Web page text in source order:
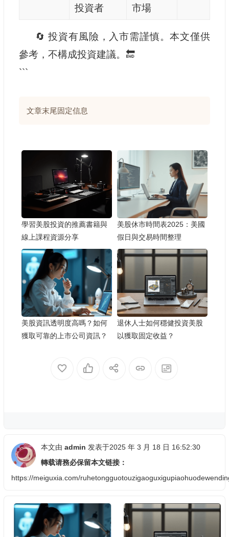
投資者
市場
🔄 投資有風險，入市需謹慎。本文僅供
參考，不構成投資建議。🔚
```
文章末尾固定信息
學習美股投資的推薦書籍與
線上課程資源分享
美股休市時間表2025：美國
假日與交易時間整理
美股資訊透明度高嗎？如何
獲取可靠的上市公司資訊？
退休人士如何穩健投資美股
以獲取固定收益？
本文由 admin 发表于2025 年 3 月 18 日 16:52:30
轉载请務必保留本文链接：
https://meiguxia.com/